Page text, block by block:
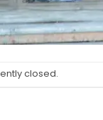
closed.